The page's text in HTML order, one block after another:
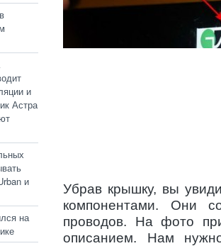
и
Астра
и
на
Убрав крышку, вы
компонентами. Они
проводов. На фото
описанием. Нам